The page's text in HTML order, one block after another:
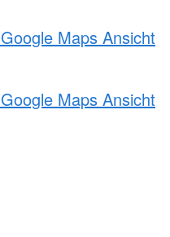
Maps Ansicht
Maps Ansicht